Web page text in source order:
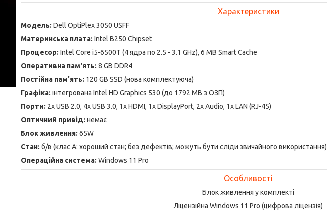
Характеристики
Модель: Dell OptiPlex 3050 USFF
Материнська плата: Intel B250 Chipset
Процесор: Intel Core i5-6500T (4 ядра по 2.5 - 3.1 GHz), 6 MB Smart Cache
Оперативна пам'ять: 8 GB DDR4
Постійна пам'ять: 120 GB SSD (нова комплектуюча)
Графіка: інтегрована Intel HD Graphics 530 (до 1792 MB з ОЗП)
Порти: 2x USB 2.0, 4x USB 3.0, 1x HDMI, 1x DisplayPort, 2x Audio, 1x LAN (RJ-45)
Оптичний привід: немає
Блок живлення: 65W
Стан: б/в (клас А: хороший стан; без дефектів; можуть бути сліди звичайного використання)
Операційна система: Windows 11 Pro
Особливості
Блок живлення у комплекті
Ліцензійна Windows 11 Pro (цифрова ліцензія)